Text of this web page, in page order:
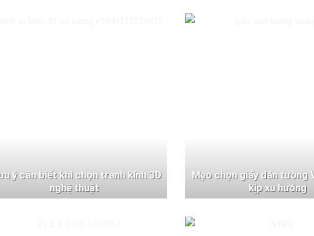
ý cần biết khi chọn tranh kính 3D
nghệ thuật
Mẹo chọn giấy dán tường
kịp xu hướng